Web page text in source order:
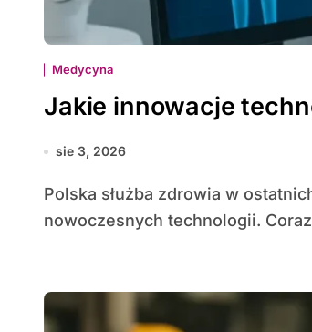
Medycyna
Jakie innowacje
sie 3, 2026
Polska służba zdrowia w ostatnich latach dynamicznie przekształca się pod wpływem rozwoju
nowoczesnych technologii.